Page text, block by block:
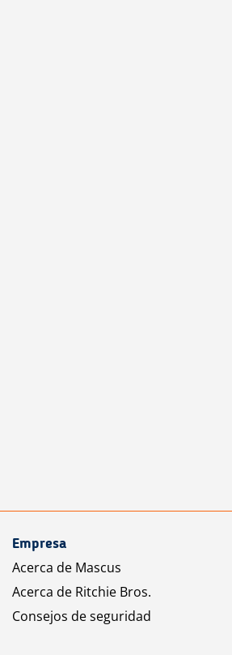
Empresa
Acerca de Mascus
Acerca de Ritchie Bros.
Consejos de seguridad